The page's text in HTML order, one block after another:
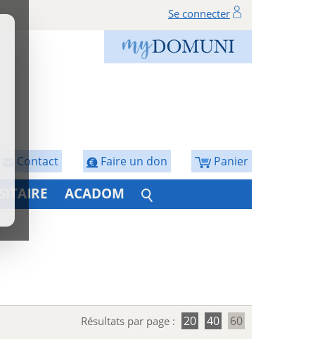
Se connecter
Panier
Faire un don
Contact
ACADOM
Résultats par page : 20 40 60